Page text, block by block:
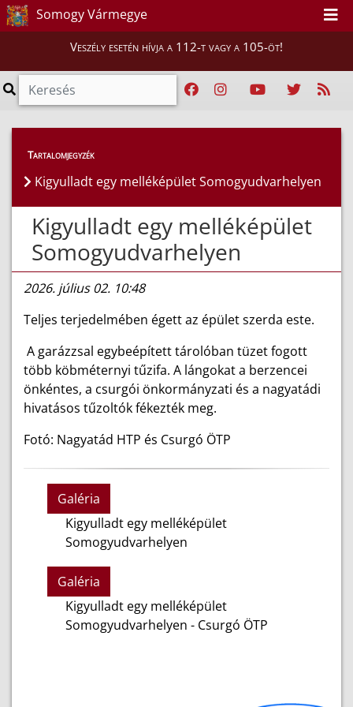
Somogy Vármegye
Veszély esetén hívja a 112-t vagy a 105-öt!
Híreink > Hírek
Tartalomjegyzék
Kigyulladt egy melléképület Somogyudvarhelyen
Kigyulladt egy melléképület
Somogyudvarhelyen
2026. július 02. 10:48
Teljes terjedelmében égett az épület szerda este.
A garázzsal egybeépített tárolóban tüzet fogott
több köbméternyi tűzifa. A lángokat a berzencei
önkéntes, a csurgói önkormányzati és a nagyatádi
hivatásos tűzoltók fékezték meg.
Fotó: Nagyatád HTP és Csurgó ÖTP
Galéria
Kigyulladt egy melléképület
Somogyudvarhelyen
Galéria
Kigyulladt egy melléképület
Somogyudvarhelyen - Csurgó ÖTP